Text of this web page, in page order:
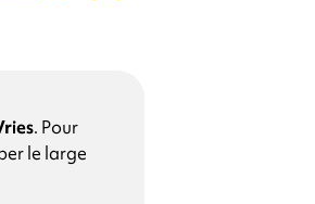
. Pour
le large